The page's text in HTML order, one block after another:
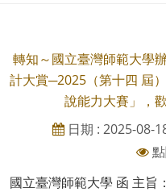
轉知～國立臺灣師範大學
計大賞─2025（第十四 屆
說能力大賽」，
日期 : 2025-08-
國立臺灣師範大學 函 主旨